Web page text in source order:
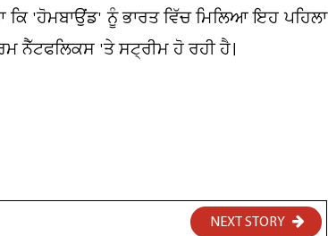
ਕਿ 'ਹੋਮਬਾਉਂਡ' ਨੂੰ ਭਾਰਤ ਵਿੱਚ ਮਿਲਿਆ ਇਹ ਪਹਿਲਾ
ਨੈੱਟਫਲਿਕਸ 'ਤੇ ਸਟ੍ਰੀਮ ਹੋ ਰਹੀ ਹੈ।
NEXT STORY